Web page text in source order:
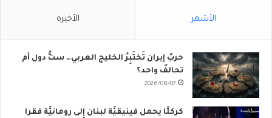
الأشهر الأخيرة
حربُ إيران تَختَبِرُ الخليج العربي… ستُّ دول أم
تحالفٌ واحد؟
2026/08/07
كركلَّا يحمل فينيقيَّة لبنان إِلى رومانيَّة فقرا